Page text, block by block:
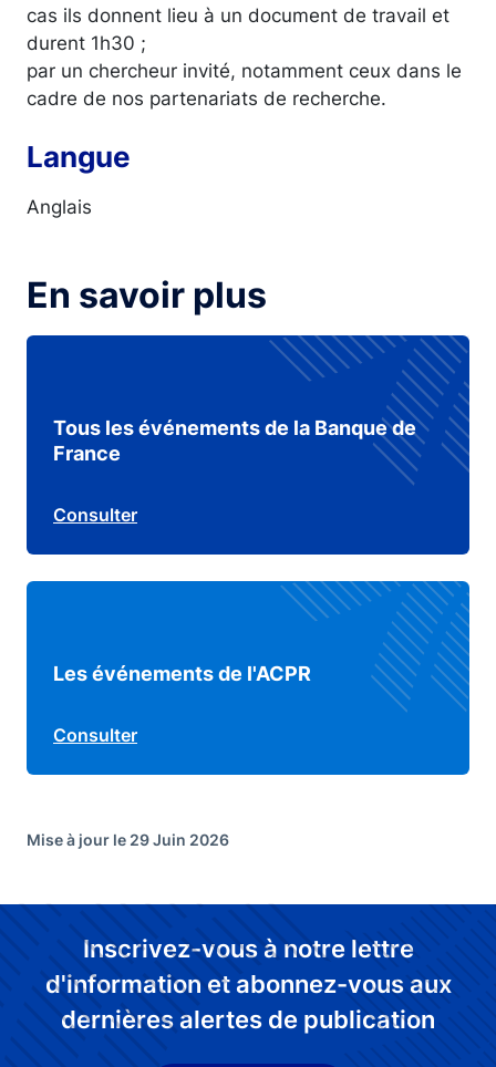
cas ils donnent lieu à un document de travail et
durent 1h30 ;
par un chercheur invité, notamment ceux dans le
cadre de nos partenariats de recherche.
Langue
Anglais
En savoir plus
Tous les événements de la Banque de
France
Consulter
Les événements de l'ACPR
Consulter
Mise à jour le 29 Juin 2026
Inscrivez-vous à notre lettre
d'information et abonnez-vous aux
dernières alertes de publication